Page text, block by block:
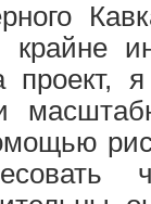
проект,